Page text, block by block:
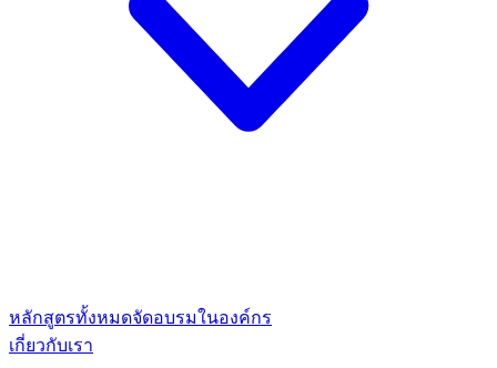
หลักสูตรทั้งหมดจัดอบรมในองค์กร
เกี่ยวกับเรา